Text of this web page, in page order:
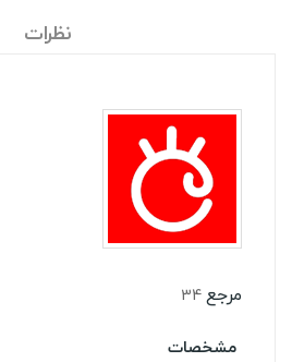
نظرات
مرجع34
مشخصات